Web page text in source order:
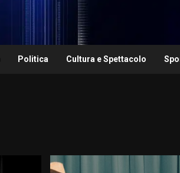
Politica Cultura e Spettacolo